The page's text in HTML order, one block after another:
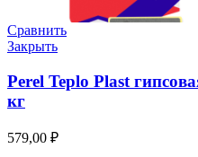
Сравнить
Закрыть
Perel Teplo Plast
кг
579,00 ₽